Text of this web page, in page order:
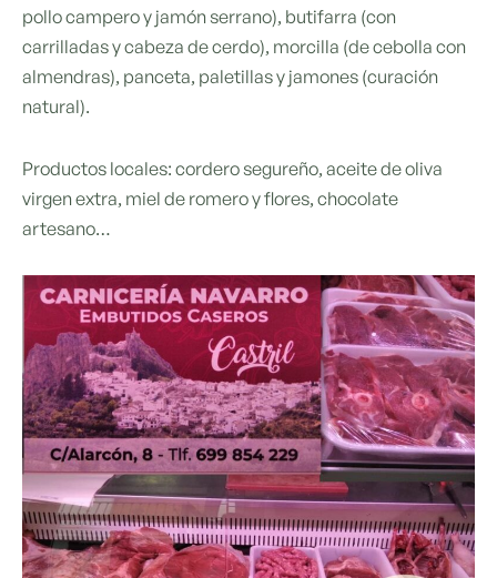
pollo campero y jamón serrano), butifarra (con
carrilladas y cabeza de cerdo), morcilla (de cebolla con
almendras), panceta, paletillas y jamones (curación
natural).
Productos locales: cordero segureño, aceite de oliva
virgen extra, miel de romero y flores, chocolate
artesano…